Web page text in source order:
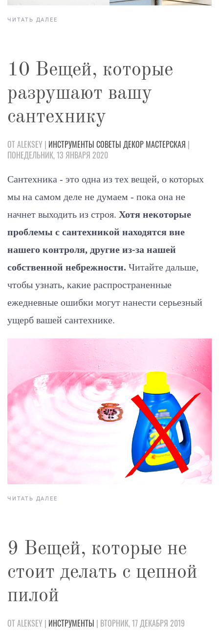
ЧИТАТЬ ДАЛЕЕ
10 Вещей, которые
разрушают вашу
сантехнику
ОТ ALEKSEY | ИНСТРУМЕНТЫ СОВЕТЫ ДЕКОР МАСТЕРСКАЯ |
ПОНЕДЕЛЬНИК, 13 ЯНВАРЯ 2020
Сантехника - это одна из тех вещей, о которых
мы на самом деле не думаем - пока она не
начнет выходить из строя. Хотя некоторые
проблемы с сантехникой находятся вне
нашего контроля, другие из-за нашей
собственной небрежности. Читайте дальше,
чтобы узнать, какие распространенные
ежедневные ошибки могут нанести серьезный
ущерб вашей сантехнике.
ЧИТАТЬ ДАЛЕЕ
9 Вещей, которые не
стоит делать с цепной
пилой
ОТ ALEKSEY | ИНСТРУМЕНТЫ | ВТОРНИК, 17 ДЕКАБРЯ 2019